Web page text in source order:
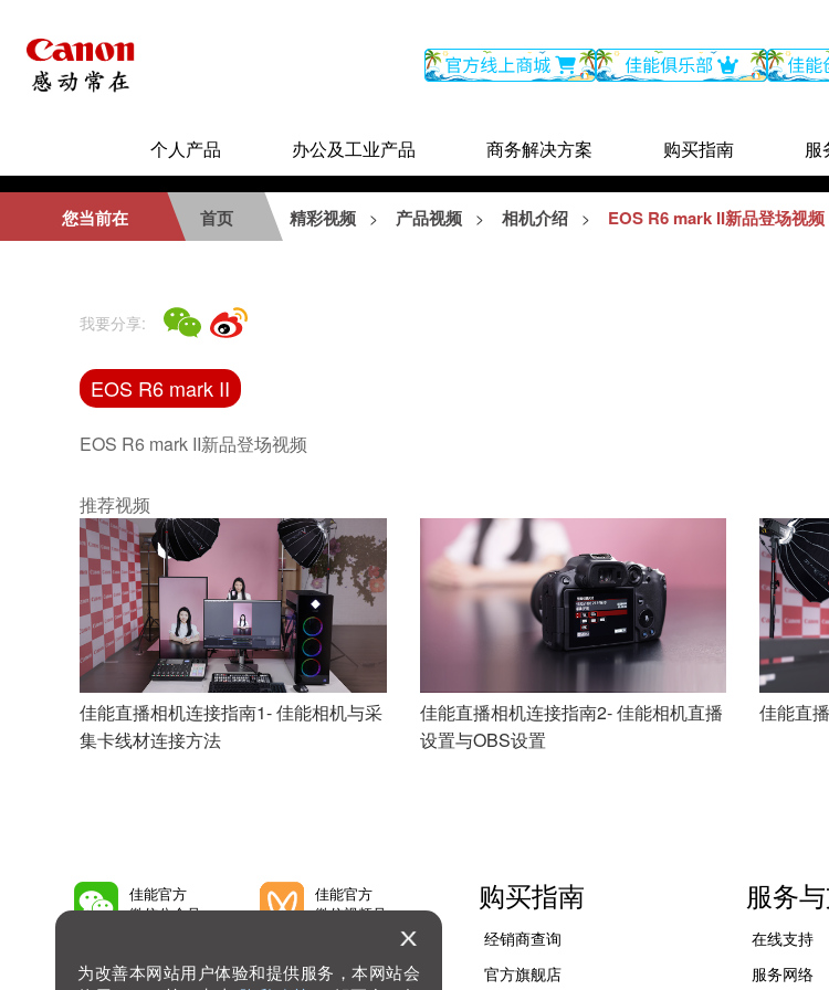
个人产品 办公及工业产品 商务解决方案 购买指南 服
为改善本网站用户体验和提供服务，本网站会
相关视频
EOS R5短片拍摄花絮
佳
播
Add Pagination
您当前在 首页 精彩视频 > 产品视频 > 相机介绍 > EOS R6 mark II新品登场视频
我要分享:
EOS R6 mark II
EOS R6 mark II新品登场视频
推荐视频
佳能直播相机连接指南1- 佳能相机与采
集卡线材连接方法
佳能直播相机连接指南2- 佳能相机直播
设置与OBS设置
佳能直
佳能官方
微信公众号
佳能官方
微信视频号
佳能官方
佳能官方
购买指南
经销商查询
官方旗舰店
服务
在线支持
服务网络